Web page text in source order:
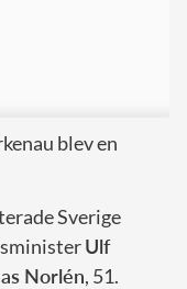
blev en
Sverige
Ulf
Norlén, 51.